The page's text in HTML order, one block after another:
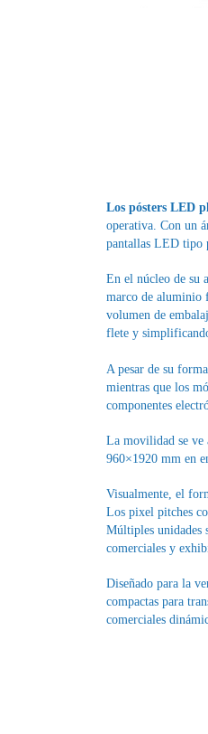
Los pósters LED
operativa. Con un
pantallas LED tipo
En el núcleo de su
marco de aluminio
volumen de
flete y
A pesar de su
mientras que los
componentes
La movilidad se ve
960×1920 mm en
Visualmente, el
Los pixel pitches
Múltiples unidades
comerciales y
Diseñado para la
compactas para
comerciales